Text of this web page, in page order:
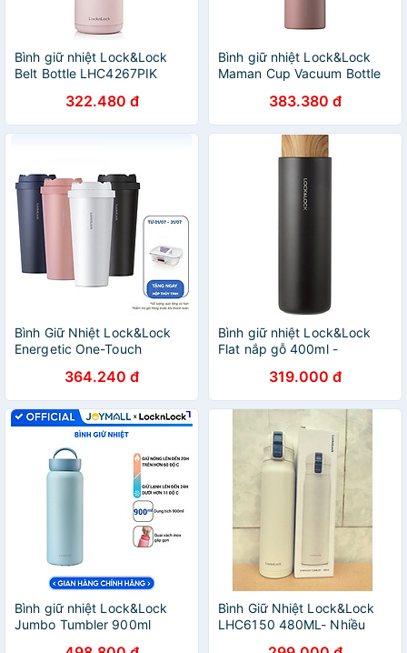
Bình giữ nhiệt Lock&Lock
Belt Bottle LHC4267PIK
322.480 đ
Bình giữ nhiệt Lock&Lock
Maman Cup Vacuum Bottle
383.380 đ
Bình Giữ Nhiệt Lock&Lock
Energetic One-Touch
364.240 đ
Bình giữ nhiệt Lock&Lock
Flat nắp gỗ 400ml -
319.000 đ
Bình giữ nhiệt Lock&Lock
Jumbo Tumbler 900ml
Bình Giữ Nhiệt Lock&Lock
LHC6150 480ML- Nhiều